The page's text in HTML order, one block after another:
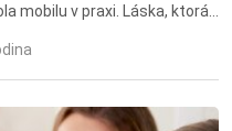
mobilu v praxi. Láska, ktorá
séria Wedding Dreams,
torty, spomienky, zlomené
June, priateľky,